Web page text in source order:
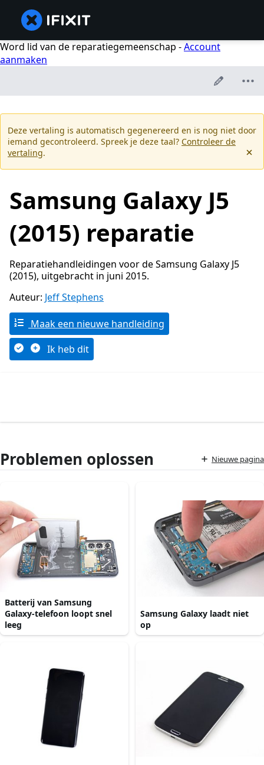
Word lid van de reparatiegemeenschap -Account
aanmaken
Deze vertaling is automatisch gegenereerd en is nog niet door
iemand gecontroleerd. Spreek je deze taal? Controleer de
vertaling.
Samsung Galaxy J5
(2015) reparatie
Reparatiehandleidingen voor de Samsung Galaxy J5
(2015), uitgebracht in juni 2015.
Auteur: Jeff Stephens
Maak een nieuwe handleiding
Ik heb dit
Problemen oplossen Nieuwe pagina
Batterij van Samsung
Galaxy-telefoon loopt snel
leeg
Samsung Galaxy laadt niet
op